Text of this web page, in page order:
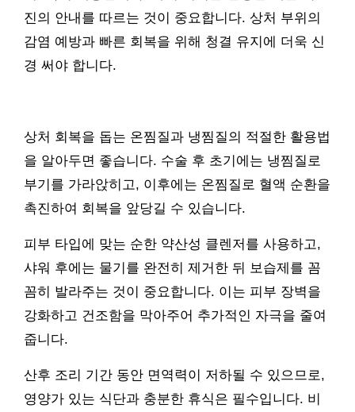
진의 안내를 따르는 것이 중요합니다. 상처 부위의
감염 예방과 빠른 회복을 위해 청결 유지에 더욱 신
경 써야 합니다.
상처 회복을 돕는 온찜질과 냉찜질의 적절한 활용법
을 알아두면 좋습니다. 수술 후 초기에는 냉찜질로
부기를 가라앉히고, 이후에는 온찜질로 혈액 순환을
촉진하여 회복을 앞당길 수 있습니다.
피부 타입에 맞는 순한 약산성 클렌저를 사용하고,
샤워 후에는 물기를 완전히 제거한 뒤 보습제를 꼼
꼼히 발라주는 것이 중요합니다. 이는 피부 장벽을
강화하고 건조함을 막아주어 추가적인 자극을 줄여
줍니다.
산후 조리 기간 동안 면역력이 저하될 수 있으므로,
영양가 있는 식단과 충분한 휴식은 필수입니다. 비